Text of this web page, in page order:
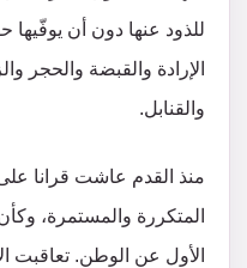
للذود عنها دون أن يوفّيها
الإرادة والقبضة والحجر
والقنابل.
منذ القدم عاشت قرانا
المتكررة والمستمرة،
الأول عن الوطن. تعاقبت